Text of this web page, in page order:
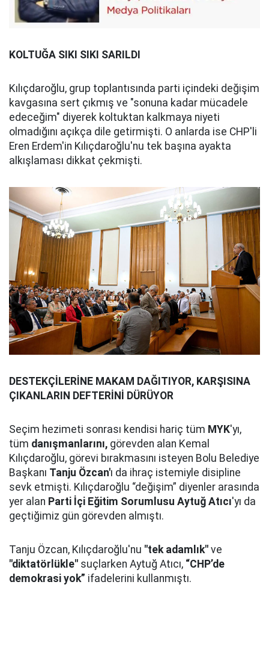
KOLTUĞA SIKI SIKI SARILDI
Kılıçdaroğlu, grup toplantısında parti içindeki değişim
kavgasına sert çıkmış ve "sonuna kadar mücadele
edeceğim" diyerek koltuktan kalkmaya niyeti
olmadığını açıkça dile getirmişti. O anlarda ise CHP'li
Eren Erdem'in Kılıçdaroğlu'nu tek başına ayakta
alkışlaması dikkat çekmişti.
DESTEKÇİLERİNE MAKAM DAĞITIYOR, KARŞISINA
ÇIKANLARIN DEFTERİNİ DÜRÜYOR
Seçim hezimeti sonrası kendisi hariç tüm MYK'yı,
tüm danışmanlarını, görevden alan Kemal
Kılıçdaroğlu, görevi bırakmasını isteyen Bolu Belediye
Başkanı Tanju Özcan'ı da ihraç istemiyle disipline
sevk etmişti. Kılıçdaroğlu “değişim” diyenler arasında
yer alan Parti İçi Eğitim Sorumlusu Aytuğ Atıcı'yı da
geçtiğimiz gün görevden almıştı.
Tanju Özcan, Kılıçdaroğlu'nu "tek adamlık" ve
"diktatörlükle" suçlarken Aytuğ Atıcı, “CHP’de
demokrasi yok” ifadelerini kullanmıştı.